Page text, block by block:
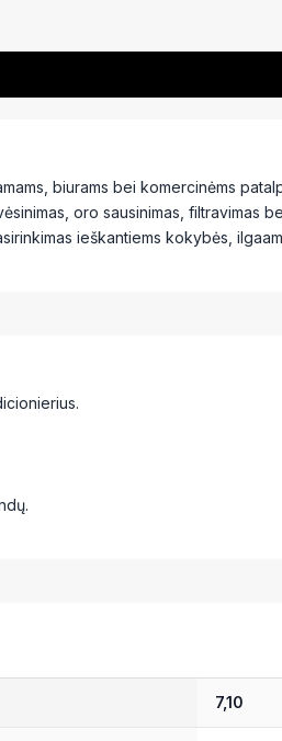
biurams bei komercinėms
oro sausinimas,
ieškantiems kokybės,
7,10